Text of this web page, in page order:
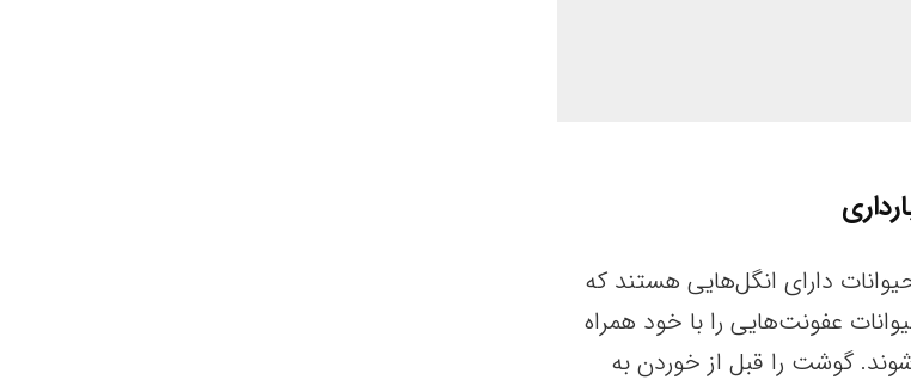
دارای انگل‌هایی هستند که
عفونت‌هایی را با خود همراه
گوشت را قبل از خوردن به